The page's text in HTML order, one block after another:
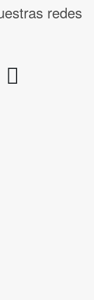
redes